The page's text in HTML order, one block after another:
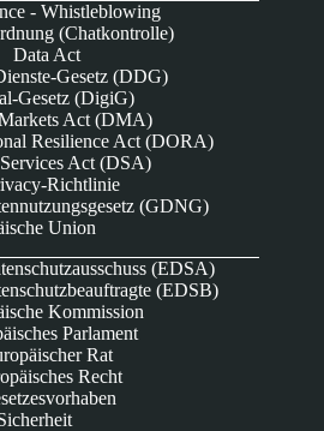
- Whistleblowing
(Chatkontrolle)
Data Act
Gesetz (DDG)
Gesetz (DigiG)
Act (DMA)
Resilience Act (DORA)
Act (DSA)
Richtlinie
(GDNG)
Union
(EDSA)
(EDSB)
Kommission
Parlament
Rat
Recht